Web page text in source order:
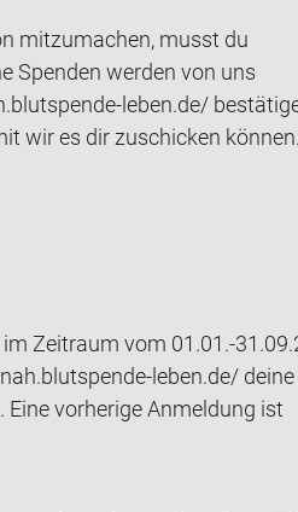
mitzumachen, musst du
Spenden werden von uns
leben.de/
wir es dir zuschicken können.
Zeitraum vom 01.01.-
leben.de/ deine
vorherige Anmeldung ist